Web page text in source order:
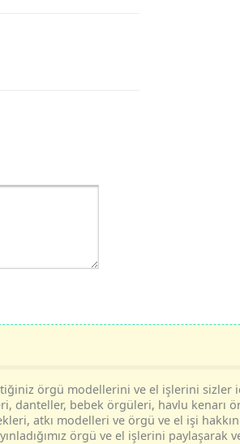
örgü modellerini ve el işlerini sizler
danteller, bebek örgüleri, havlu kenarı
atkı modelleri ve örgü ve el işi
örgü ve el işlerini paylaşarak